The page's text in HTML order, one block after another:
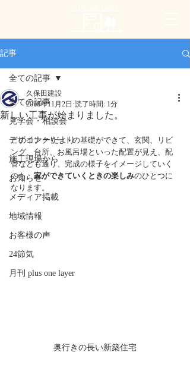
記事
全ての記事
見学会・相談会
デザイナーだより
施工現場から
お知らせ
メディア掲載
地域情報
お客様の声
24節気
月刊 plus one layer
全ての記事
新しい工事が始まりました。
久保田建設
2018年11月2日 読了時間: 1分
このコンクリートの基礎ができて、玄関、リビ
ング、台所、お風呂場といった配置が見え、配
管なども通り、完成の様子をイメージしていく
のも、 家ができていくときの楽しみのひとつに
なります。
奥行きの長い新築住宅